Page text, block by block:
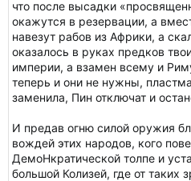
что после высадки
окажутся в резервации, а
навезут рабов из Африки, а
оказалось в руках предков
империи, а взамен всему и
теперь и они не нужны,
заменила, Пин отключат и
И предав огню силой оружия
вождей этих народов, кого
ДемоНкратической толпе и
большой Колизей, где от таких